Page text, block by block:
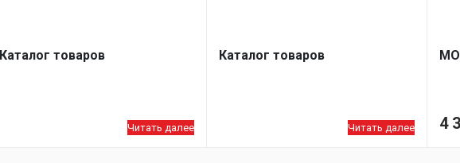
Каталог товаров
Читать далее
Каталог товаров
Читать далее 4